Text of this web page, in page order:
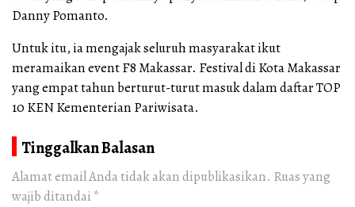
Danny Pomanto.
Untuk itu, ia mengajak seluruh masyarakat ikut
meramaikan event F8 Makassar. Festival di Kota Makassar
yang empat tahun berturut-turut masuk dalam daftar TOP
10 KEN Kementerian Pariwisata.
Tinggalkan Balasan
Alamat email Anda tidak akan dipublikasikan. Ruas yang
wajib ditandai *